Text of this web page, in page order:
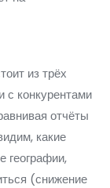
из трёх
с конкурентами
отчёты
какие
географии,
(снижение